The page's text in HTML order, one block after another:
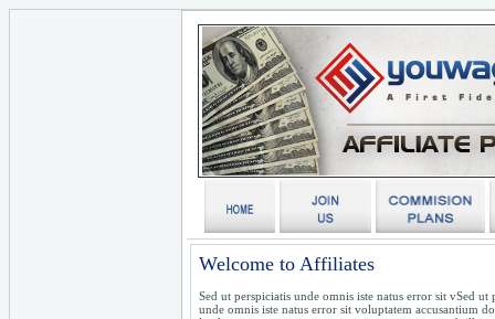
Welcome to Affiliates
Sed ut perspiciatis unde omnis iste natus error sit vSed ut
unde omnis iste natus error sit voluptatem accusantium